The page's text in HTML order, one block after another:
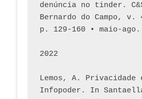
denúncia no tinder.
Bernardo do Campo,
p. 129-160 • maio-
2022
Lemos, A. Privacidade
Infopoder. In